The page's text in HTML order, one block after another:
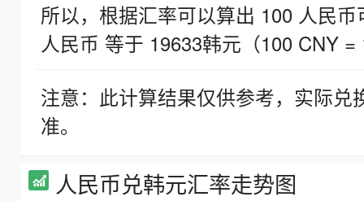
所以，根据汇率可以算出 100 人民
人民币 等于 19633韩元（100 CNY =
注意：此计算结果仅供参考，实际
准。
人民币兑韩元汇率走势图